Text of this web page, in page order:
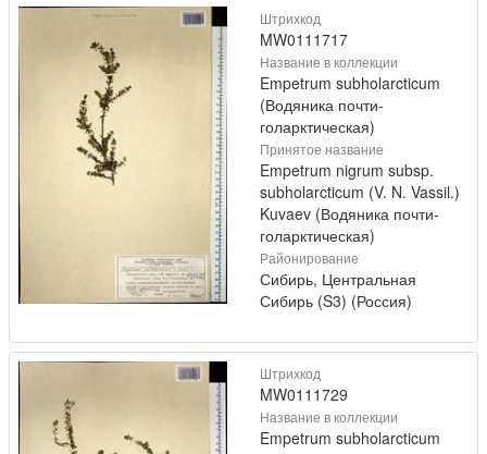
Штрихкод
MW0111717
Название в коллекции
Empetrum subholarcticum
(Водяника почти-
голарктическая)
Принятое название
Empetrum nigrum subsp.
subholarcticum (V. N. Vassil.)
Kuvaev (Водяника почти-
голарктическая)
Районирование
Сибирь, Центральная
Сибирь (S3) (Россия)
Штрихкод
MW0111729
Название в коллекции
Empetrum subholarcticum